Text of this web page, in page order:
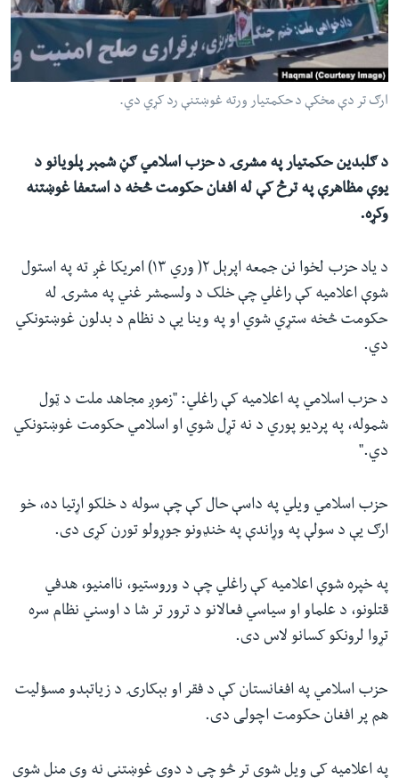
شئ
لټون
ځای
له مونږ سره په تماس کې پاتې شئ
ارګ تر دې مخکې د حکمتیار ورته غوښتنې رد کړي دي.
د ګلبدین حکمتیار په مشرۍ د حزب اسلامي ګڼ شمېر پلویانو د
یوې مظاهرې په ترڅ کې له افغان حکومت څخه د استعفا غوښتنه
وکړه.
د یاد حزب لخوا نن جمعه اپرېل ۲( وري ۱۳) امریکا غږ ته په استول
شوې اعلامیه کې راغلي چې خلک د ولسمشر غني په مشرۍ له
حکومت څخه ستړي شوي او په وینا یې د نظام د بدلون غوښتونکي
دي.
د حزب اسلامي په اعلامیه کې راغلي: "زموږ مجاهد ملت د ټول
شموله، په پردیو پوري د نه تړل شوي او اسلامي حکومت غوښتونکي
دي."
حزب اسلامي ویلي په داسې حال کې چې سوله د خلکو اړتیا ده، خو
ارګ یې د سولې په وړاندې په خنډونو جوړولو تورن کړی دی.
په خپره شوې اعلامیه کې راغلي چې د وروستیو، ناامنیو، هدفي
قتلونو، د علماو او سیاسي فعالانو د ترور تر شا د اوسني نظام سره
تړوا لرونکو کسانو لاس دی.
حزب اسلامي په افغانستان کې د فقر او بېکارۍ د زیاتېدو مسؤلیت
هم پر افغان حکومت اچولی دی.
په اعلامیه کې ویل شوي تر څو چې د دوی غوښتنې نه وي منل شوي